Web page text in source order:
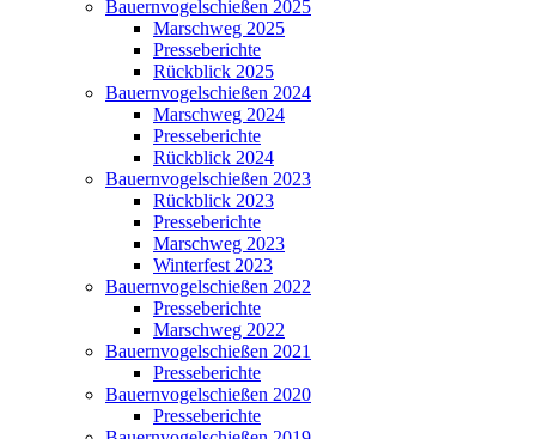
Bauernvogelschießen 2025
Marschweg 2025
Presseberichte
Rückblick 2025
Bauernvogelschießen 2024
Marschweg 2024
Presseberichte
Rückblick 2024
Bauernvogelschießen 2023
Rückblick 2023
Presseberichte
Marschweg 2023
Winterfest 2023
Bauernvogelschießen 2022
Presseberichte
Marschweg 2022
Bauernvogelschießen 2021
Presseberichte
Bauernvogelschießen 2020
Presseberichte